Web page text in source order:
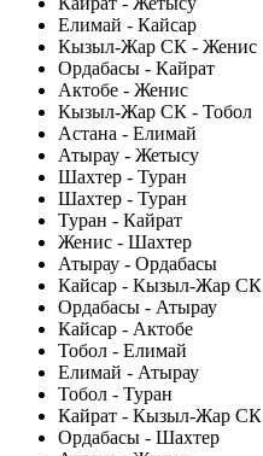
Елимай - Кайсар
Кызыл-Жар СК - Женис
Ордабасы - Кайрат
Актобе - Женис
Кызыл-Жар СК - Тобол
Астана - Елимай
Атырау - Жетысу
Шахтер - Туран
Шахтер - Туран
Туран - Кайрат
Женис - Шахтер
Атырау - Ордабасы
Кайсар - Кызыл-Жар СК
Ордабасы - Атырау
Кайсар - Актобе
Тобол - Елимай
Елимай - Атырау
Тобол - Туран
Кайрат - Кызыл-Жар СК
Ордабасы - Шахтер